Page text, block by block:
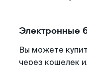
Электронные
Вы можете
через кошелек